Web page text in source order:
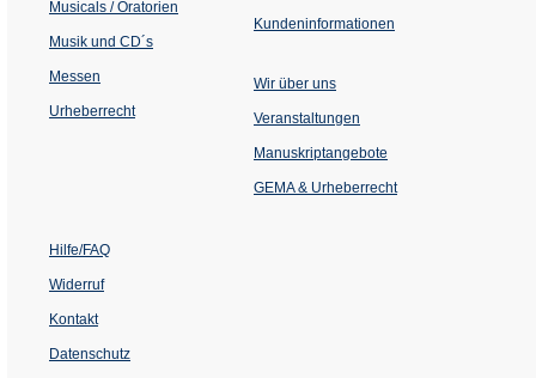
Musicals / Oratorien
Musik und CD´s
Messen
Urheberrecht
Kundeninformationen
Wir über uns
Veranstaltungen
einem
Tab)
Manuskriptangebote
GEMA & Urheberrecht
Hilfe/FAQ
Widerruf
Kontakt
Datenschutz